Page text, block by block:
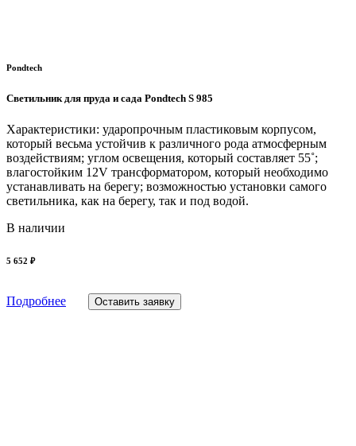
Pondtech
Светильник для пруда и сада Pondtech S 985
Характеристики: ударопрочным пластиковым корпусом,
который весьма устойчив к различного рода атмосферным
воздействиям; углом освещения, который составляет 55˚;
влагостойким 12V трансформатором, который необходимо
устанавливать на берегу; возможностью установки самого
светильника, как на берегу, так и под водой.
В наличии
5 652 ₽
Подробнее Оставить заявку